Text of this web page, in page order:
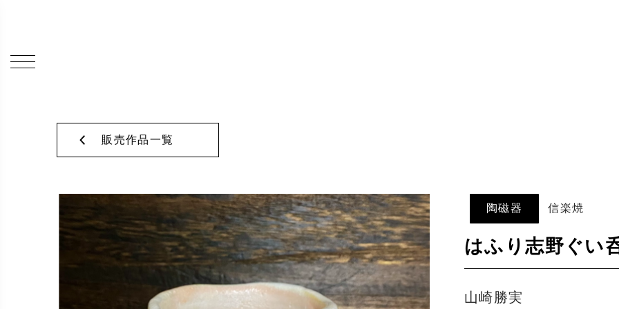
販売作品一覧
陶磁器 信楽焼
はふり志野ぐい
山崎勝実